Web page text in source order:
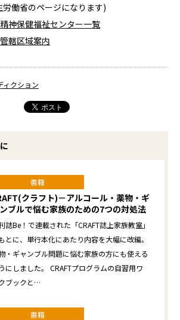
働省のページになります)
神保健福祉センター一覧
轄区域案内
ィクション
書籍
クラフト)－アルコール・薬物・ギ
ブルで悩む家族のための7つの対処法
誌Be！で連載された「CRAFT誌上家族教室」
とに、単行本化にあたり内容を大幅に改編。
・ギャンブル問題に悩む家族の方にも使える
にしました。 CRAFTプログラムの自習用ワ
ブックと…
書籍